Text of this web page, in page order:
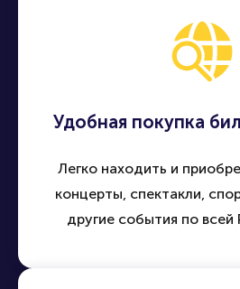
Удобная покупка
Легко находить и
концерты, спектакли,
другие события по всей